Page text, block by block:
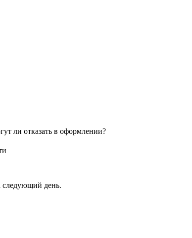
ли отказать в оформлении?
следующий день.